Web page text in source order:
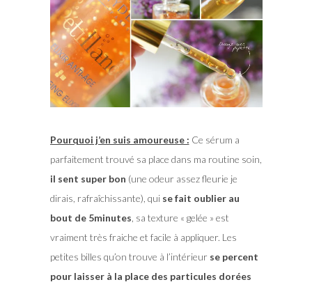
Pourquoi j’en suis amoureuse : Ce sérum a
parfaitement trouvé sa place dans ma routine soin,
il sent super bon (une odeur assez fleurie je
dirais, rafraîchissante), qui se fait oublier au
bout de 5minutes, sa texture « gelée » est
vraiment très fraiche et facile à appliquer. Les
petites billes qu’on trouve à l’intérieur se percent
pour laisser à la place des particules dorées